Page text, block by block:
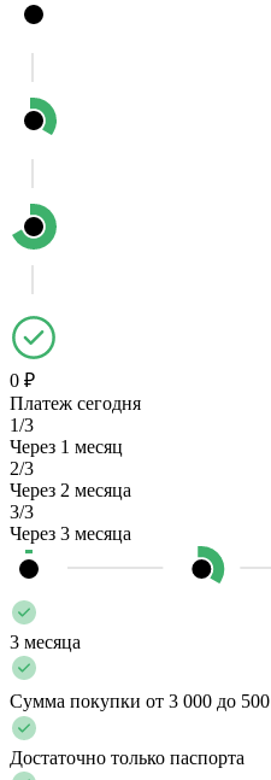
0 ₽
Платеж сегодня
1/3
Через 1 месяц
2/3
Через 2 месяца
3/3
Через 3 месяца
3 месяца
Сумма покупки от 3 000 до
Достаточно только паспорта